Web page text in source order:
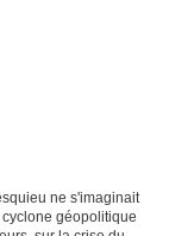
ne s'imaginait
géopolitique